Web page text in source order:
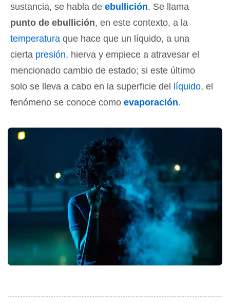
sustancia, se habla de ebullición. Se llama
punto de ebullición, en este contexto, a la
temperatura que hace que un líquido, a una
cierta presión, hierva y empiece a atravesar el
mencionado cambio de estado; si este último
solo se lleva a cabo en la superficie del
líquido, el
fenómeno se conoce como evaporación.